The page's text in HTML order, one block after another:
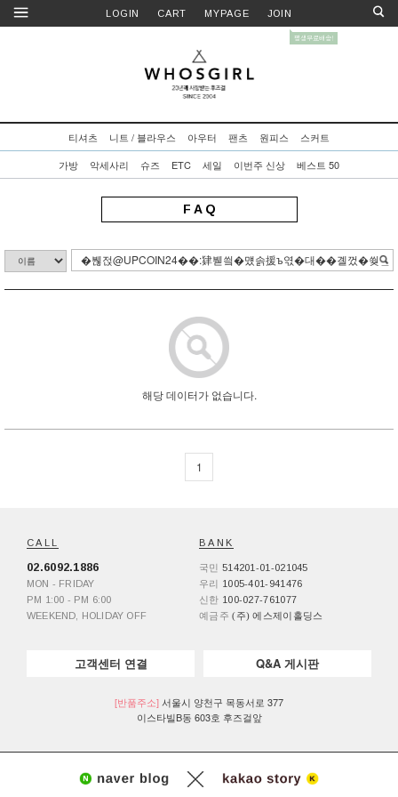
LOGIN CART MYPAGE JOIN
티셔츠 니트 / 블라우스 아우터 팬츠 원피스
스커트
가방
악세사리 슈즈 ETC 세일 이번주 신상 베스트 50
F A Q
해당 데이터가 없습니다.
1
CALL
02.6092.1886
MON - FRIDAY
PM 1:00 - PM 6:00
WEEKEND, HOLIDAY OFF
BANK
국민 514201-01-021045
우리 1005-401-941476
신한 100-027-761077
예금주 (주) 에스제이홀딩스
고객센터 연결 Q&A 게시판
[반품주소] 서울시 양천구 목동서로 377
이스타빌B동 603호 후즈걸앞